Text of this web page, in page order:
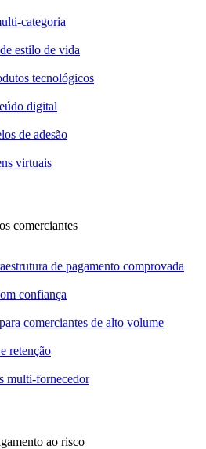
categoria
estilo de vida
tecnológicos
digital
de adesão
virtuais
comerciantes
de pagamento comprovada
confiança
comerciantes de alto volume
retenção
multi-fornecedor
ao risco